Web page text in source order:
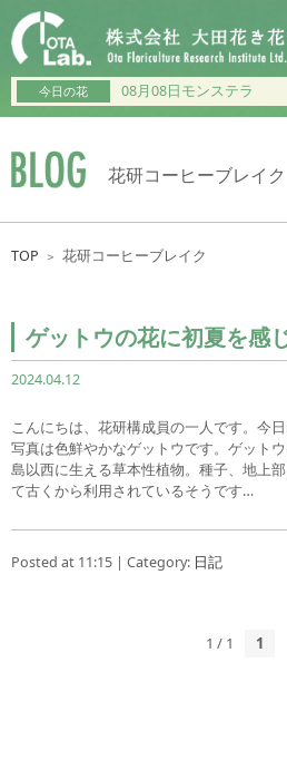
今日の花 08月08日モンステラ
花研コーヒーブレイク
TOP ＞ 花研コーヒーブレイク
ゲットウの花に初夏を感
2024.04.12
こんにちは、花研構成員の一人です。今
写真は色鮮やかなゲットウです。ゲット
島以西に生える草本性植物。種子、地上
て古くから利用されているそうです…
Posted at 11:15 | Category: 日記
1 / 1 1